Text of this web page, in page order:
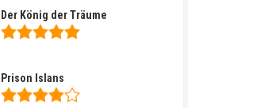
Der König der Träume
Prison Islans